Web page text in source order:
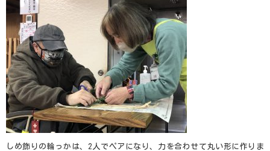
しめ飾りの輪っかは、2人でペアになり、力を合わせて丸い形に作りま